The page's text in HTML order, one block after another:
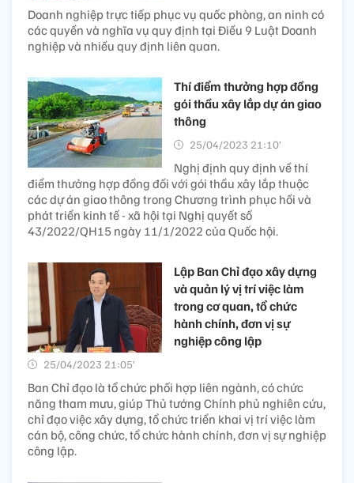
Doanh nghiệp trực tiếp phục vụ quốc phòng, an ninh có
các quyền và nghĩa vụ quy định tại Điều 9 Luật Doanh
nghiệp và nhiều quy định liên quan.
Thí điểm thưởng hợp đồng
gói thầu xây lắp dự án giao
thông
25/04/2023 21:10’
Nghị định quy định về thí
điểm thưởng hợp đồng đối với gói thầu xây lắp thuộc
các dự án giao thông trong Chương trình phục hồi và
phát triển kinh tế - xã hội tại Nghị quyết số
43/2022/QH15 ngày 11/1/2022 của Quốc hội.
Lập Ban Chỉ đạo xây dựng
và quản lý vị trí việc làm
trong cơ quan, tổ chức
hành chính, đơn vị sự
nghiệp công lập
25/04/2023 21:05’
Ban Chỉ đạo là tổ chức phối hợp liên ngành, có chức
năng tham mưu, giúp Thủ tướng Chính phủ nghiên cứu,
chỉ đạo việc xây dựng, tổ chức triển khai vị trí việc làm
cán bộ, công chức, tổ chức hành chính, đơn vị sự nghiệp
công lập.